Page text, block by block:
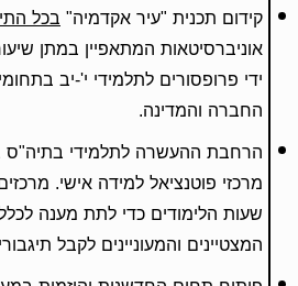
קידום תכנית "עיר אקדמיה"בכל
אוניברסיטאות המתאפיין במתן
ידי פרופסורים לתלמידי י'-יב
החברה והמדינה.
הרחבת ההעשרה לתלמידי בתיה"ס
מרכזי פוטנציאל למידה אישי.
שעות הלימודים כדי לתת מענה
המצטיינים והמעוניינים לקבל